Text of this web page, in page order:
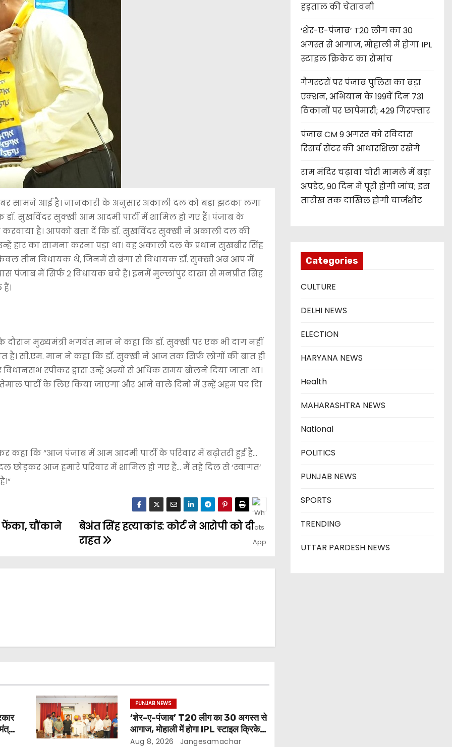
सामने आई है। जानकारी के अनुसार अकाली दल को बड़ा झटका लगा
सुखविंदर सुक्खी आम आदमी पार्टी में शामिल हो गए हैं। पंजाब के
है। आपको बता दें कि डॉ. सुखविंदर सुक्खी ने अकाली दल की
का सामना करना पड़ा था। वह अकाली दल के प्रधान सुखबीर सिंह
तीन विधायक थे, जिनमें से बंगा से विधायक डॉ. सुक्खी अब आप में
पंजाब में सिर्फ 2 विधायक बचे हैं। इनमें मुल्लांपुर दाखा से मनप्रीत सिंह
मुख्यमंत्री भगवंत मान ने कहा कि डॉ. सुक्खी पर एक भी दाग नहीं
सी.एम. मान ने कहा कि डॉ. सुक्खी ने आज तक सिर्फ लोगों की बात ही
स्पीकर द्वारा उन्हें अन्यों से अधिक समय बोलने दिया जाता था।
पार्टी के लिए किया जाएगा और आने वाले दिनों में उन्हें अहम पद दिा
कहा कि ”आज पंजाब में आम आदमी पार्टी के परिवार में बढ़ोतरी हुई है…
छोड़कर आज हमारे परिवार में शामिल हो गए हैं… मैं तहे दिल से ‘स्वागत’
बेअंत सिंह हत्याकांड: कोर्ट ने आरोपी को दी
राहत
फेंका, चौंकाने
PUNJAB NEWS
‘शेर-ए-पंजाब’ T20 लीग का 30 अगस्त से
आगाज, मोहाली में होगा IPL स्टाइल क्रिकेट
का रोमांच
Aug 8, 2026 Jangesamachar
हड़ताल की चेतावनी
‘शेर-ए-पंजाब’ T20 लीग का 30
अगस्त से आगाज, मोहाली में होगा IPL
स्टाइल क्रिकेट का रोमांच
गैंगस्टरों पर पंजाब पुलिस का बड़ा
एक्शन, अभियान के 199वें दिन 731
ठिकानों पर छापेमारी; 429 गिरफ्तार
पंजाब CM 9 अगस्त को रविदास
रिसर्च सेंटर की आधारशिला रखेंगे
राम मंदिर चढ़ावा चोरी मामले में बड़ा
अपडेट, 90 दिन में पूरी होगी जांच; इस
तारीख तक दाखिल होगी चार्जशीट
Categories
CULTURE
DELHI NEWS
ELECTION
HARYANA NEWS
Health
MAHARASHTRA NEWS
National
POLITICS
PUNJAB NEWS
SPORTS
TRENDING
UTTAR PARDESH NEWS